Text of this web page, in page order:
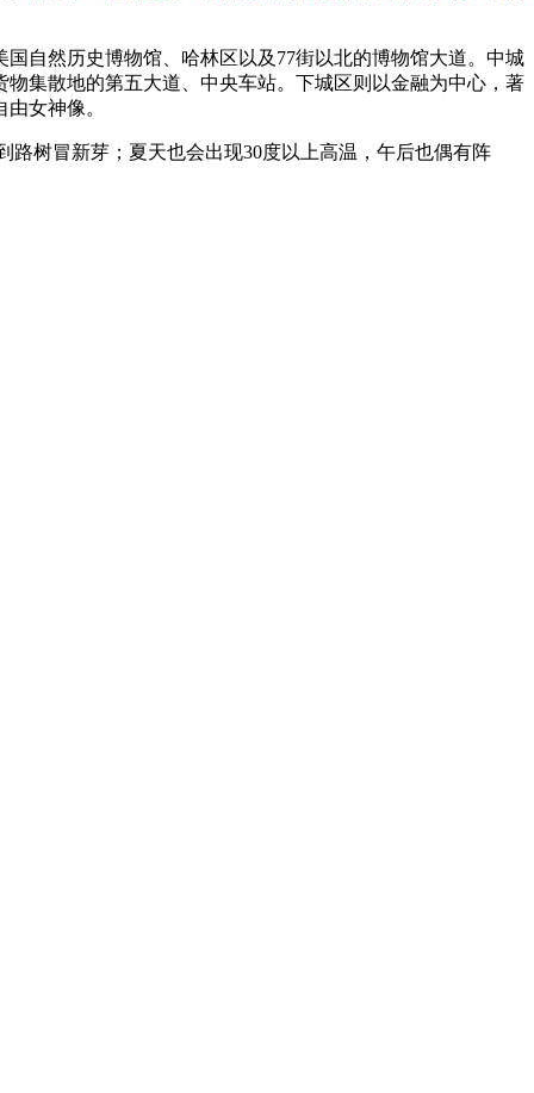
自然历史博物馆、哈林区以及77街以北的博物馆大道。中城
集散地的第五大道、中央车站。下城区则以金融为中心，著
女神像。
路树冒新芽；夏天也会出现30度以上高温，午后也偶有阵